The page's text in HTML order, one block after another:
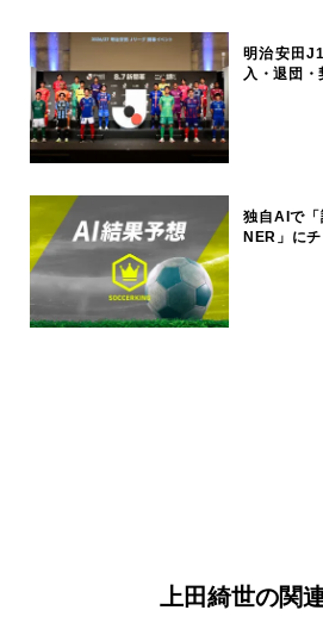
明治安田
入・退団
独自AIで「
NER」に
上田綺世の関